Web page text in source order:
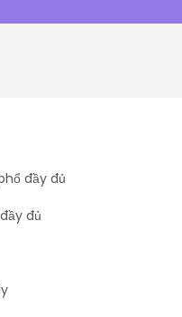
đầy đủ
đủ